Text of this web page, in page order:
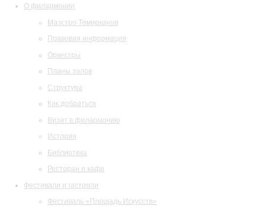
О филармонии
Маэстро Темирканов
Правовая информация
Оркестры
Планы залов
Структура
Как добраться
Визит в филармонию
История
Библиотека
Ресторан и кафе
Фестивали и гастроли
Фестиваль «Площадь Искусств»